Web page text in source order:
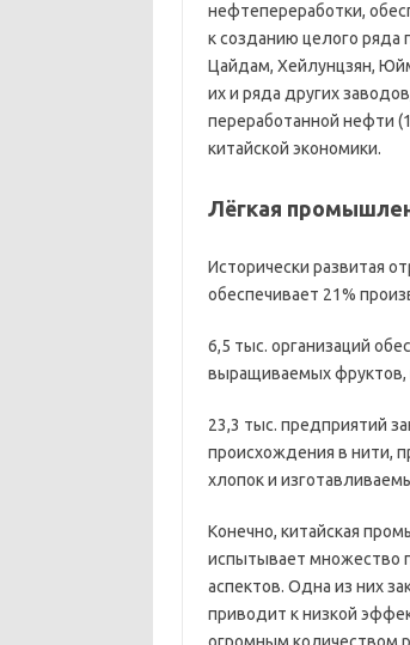
нефтепереработки,
к созданию целого
Цайдам, Хейлунцзян,
их и ряда других
переработанной нефти
китайской экономики.
Лёгкая
Исторически развитая
обеспечивает 21%
6,5 тыс. организаций
выращиваемых фруктов,
23,3 тыс. предприятий
происхождения в нити,
хлопок и
Конечно, китайская
испытывает множество
аспектов. Одна из них
приводит к низкой